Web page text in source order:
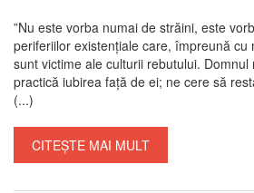
”Nu este vorba numai de străini, este
periferiilor existențiale care, împreună cu
sunt victime ale culturii rebutului.
practică iubirea față de ei; ne cere să
(...)
CITEȘTE MAI MULT